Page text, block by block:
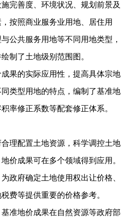
完善度、环境状况、规划前景及
按照商业服务业用地、居住用
公共服务用地等不同用地类型，
制了土地级别范围图。
的实际应用性，提高具体宗地
类型用地的特点，编制了基准地
率修正系数等配套修正体系。
配置土地资源，科学调控土地
价成果可在多个领域得到应用。
府确定土地使用权出让价格、
费等提供重要的价格参考。
地价成果在自然资源等政府部